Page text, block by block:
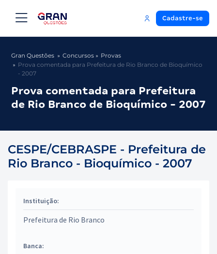
Cadastre-se
Gran Questões Concursos
Provas
Prova comentada para Prefeitura de Rio Branco de Bioquímico
- 2007
Prova comentada para Prefeitura
de Rio Branco de Bioquímico - 2007
CESPE/CEBRASPE - Prefeitura de
Rio Branco - Bioquímico - 2007
Instituição:
Prefeitura de Rio Branco
Banca: